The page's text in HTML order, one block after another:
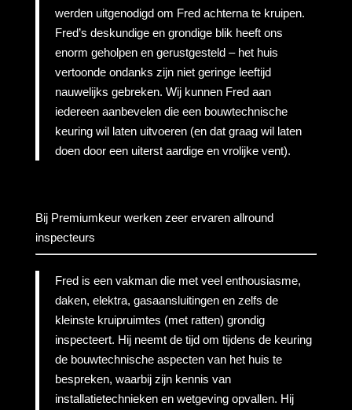
werden uitgenodigd om Fred achterna te kruipen.
Fred’s deskundige en grondige blik heeft ons
enorm geholpen en gerustgesteld – het huis
vertoonde ondanks zijn niet geringe leeftijd
nauwelijks gebreken. Wij kunnen Fred aan
iedereen aanbevelen die een bouwtechnische
keuring wil laten uitvoeren (en dat graag wil laten
doen door een uiterst aardige en vrolijke vent).
Bij Premiumkeur werken zeer ervaren allround
inspecteurs
Fred is een vakman die met veel enthousiasme,
daken, elektra, gasaansluitingen en zelfs de
kleinste kruipruimtes (met ratten) grondig
inspecteert. Hij neemt de tijd om tijdens de keuring
de bouwtechnische aspecten van het huis te
bespreken, waarbij zijn kennis van
installatietechnieken en wetgeving opvallen. Hij